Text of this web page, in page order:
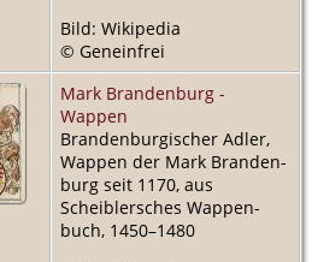
Bild: Wikipedia
© Geneinfrei
Mark Brandenburg -
Wappen
Brandenburgischer Adler,
Wappen der Mark Branden­
burg seit 1170, aus
Scheibler­sches Wappen­
buch, 1450–1480